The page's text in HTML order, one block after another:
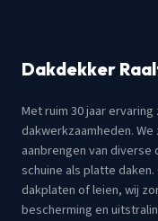
Dakdekker
Met ruim 30 jaar
dakwerkzaamheden.
aanbrengen van
schuine als platte
dakplaten of leien, wij
bescherming en